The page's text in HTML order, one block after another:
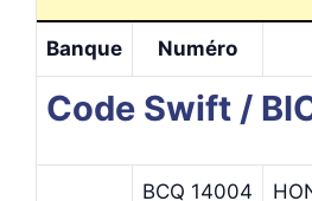
Banque Numéro
Code Swift /
BCQ 14004